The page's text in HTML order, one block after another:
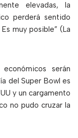
elevadas, la
perderá sentido
muy posible” (La
serán
del Super Bowl es
y un cargamento
no pudo cruzar la